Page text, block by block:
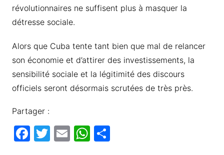
révolutionnaires ne suffisent plus à masquer la
détresse sociale.
Alors que Cuba tente tant bien que mal de relancer
son économie et d’attirer des investissements, la
sensibilité sociale et la légitimité des discours
officiels seront désormais scrutées de très près.
Partager :
F T E W P